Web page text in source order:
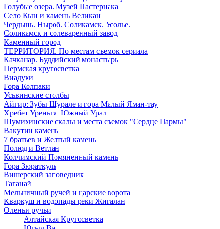
Голубые озера. Музей Пастернака
Село Кын и камень Великан
Чердынь. Ныроб. Соликамск. Усолье.
Соликамск и солеваренный завод
Каменный город
ТЕРРИТОРИЯ. По местам съемок сериала
Качканар. Буддийский монастырь
Пермская кругосветка
Виадуки
Гора Колпаки
Усьвинские столбы
Айгир: Зубы Шурале и гора Малый Яман-тау
Хребет Уреньга. Южный Урал
Шумихинские скалы и места съемок "Сердце Пармы"
Вакутин камень
7 братьев и Желтый камень
Полюд и Ветлан
Колчимский Помяненный камень
Гора Зюраткуль
Вишерский заповедник
Таганай
Мельничный ручей и царские ворота
Кваркуш и водопады реки Жигалан
Оленьи ручьи
Алтайская Кругосветка